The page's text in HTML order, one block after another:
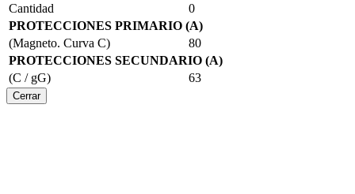
Cantidad
0
PROTECCIONES PRIMARIO (A)
(Magneto. Curva C)
80
PROTECCIONES SECUNDARIO (A)
(C / gG)
63
Cerrar